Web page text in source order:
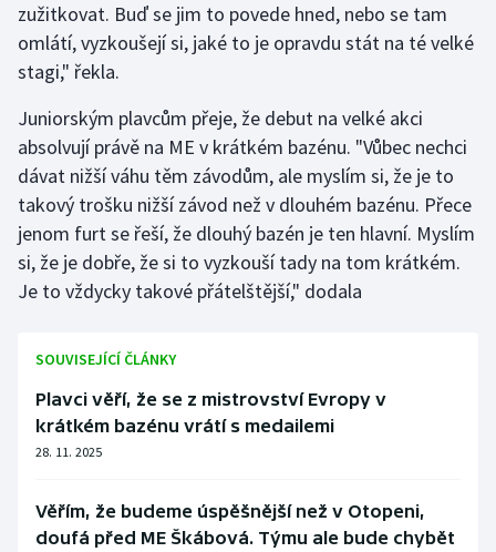
zužitkovat. Buď se jim to povede hned, nebo se tam
omlátí, vyzkoušejí si, jaké to je opravdu stát na té velké
stagi," řekla.
Juniorským plavcům přeje, že debut na velké akci
absolvují právě na ME v krátkém bazénu. "Vůbec nechci
dávat nižší váhu těm závodům, ale myslím si, že je to
takový trošku nižší závod než v dlouhém bazénu. Přece
jenom furt se řeší, že dlouhý bazén je ten hlavní. Myslím
si, že je dobře, že si to vyzkouší tady na tom krátkém.
Je to vždycky takové přátelštější," dodala
SOUVISEJÍCÍ ČLÁNKY
Plavci věří, že se z mistrovství Evropy v
krátkém bazénu vrátí s medailemi
28. 11. 2025
Věřím, že budeme úspěšnější než v Otopeni,
doufá před ME Škábová. Týmu ale bude chybět